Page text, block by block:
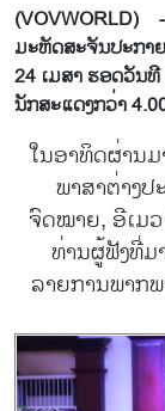
ມະຫັດສະຈັນປະກ
24 ເມສາ ຮອດວັນ
ນັກສະແດງກວ່າ
ໃນອາທິດຜ່ານ
ພາສາຕ່າງ
ຈົດໝາຍ, ອີເມ
ທ່ານຜູ້ຟັງທີ່ມ
ລາຍການພາກ